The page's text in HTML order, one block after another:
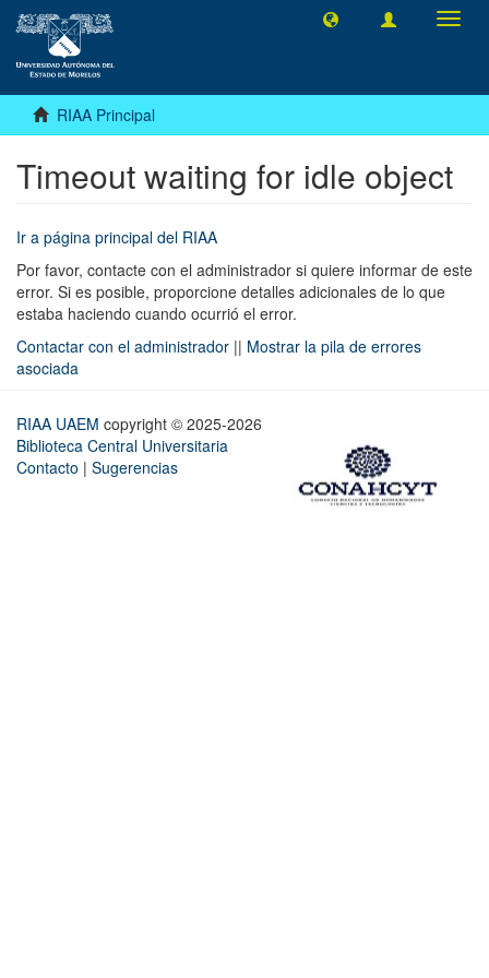
RIAA Principal
Timeout waiting for idle object
Ir a página principal del RIAA
Por favor, contacte con el administrador si quiere informar de este
error. Si es posible, proporcione detalles adicionales de lo que
estaba haciendo cuando ocurrió el error.
Contactar con el administrador || Mostrar la pila de errores
asociada
RIAA UAEM copyright © 2025-2026
Biblioteca Central Universitaria
Contacto | Sugerencias